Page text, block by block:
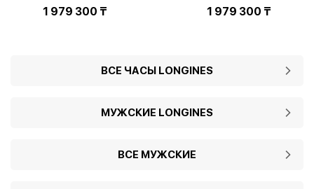
1 979 300 ₸
1 979 300 ₸
ВСЕ ЧАСЫ LONGINES
МУЖСКИЕ LONGINES
ВСЕ МУЖСКИЕ